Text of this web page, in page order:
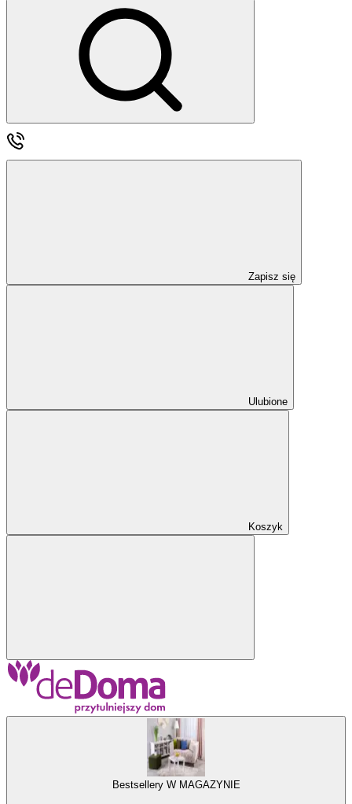
Zapisz się
Ulubione
Koszyk
Bestsellery W MAGAZYNIE